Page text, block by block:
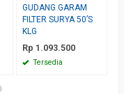
GUDANG GARAM
FILTER SURYA 50’S
KLG
Rp 1.093.500
Tersedia